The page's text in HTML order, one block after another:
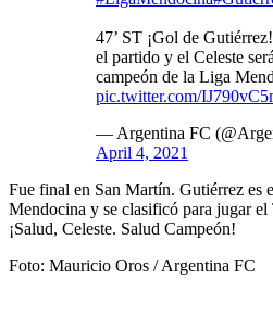
47’ ST ¡Gol de
el partido y el Celeste
campeón de la Liga
pic.twitter.com/
— Argentina FC
April 4, 2021
Fue final en San Martín. Gutiérrez es
Mendocina y se clasificó para jugar
¡Salud, Celeste. Salud Campeón!
Foto: Mauricio Oros / Argentina FC